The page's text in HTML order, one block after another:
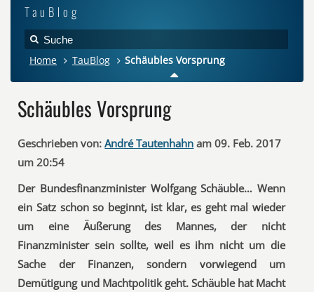
TauBlog
Home TauBlog Schäubles Vorsprung
Schäubles Vorsprung
Geschrieben von: André Tautenhahn am 09. Feb. 2017
um 20:54
Der Bundesfinanzminister Wolfgang Schäuble… Wenn
ein Satz schon so beginnt, ist klar, es geht mal wieder
um eine Äußerung des Mannes, der nicht
Finanzminister sein sollte, weil es ihm nicht um die
Sache der Finanzen, sondern vorwiegend um
Demütigung und Machtpolitik geht. Schäuble hat Macht